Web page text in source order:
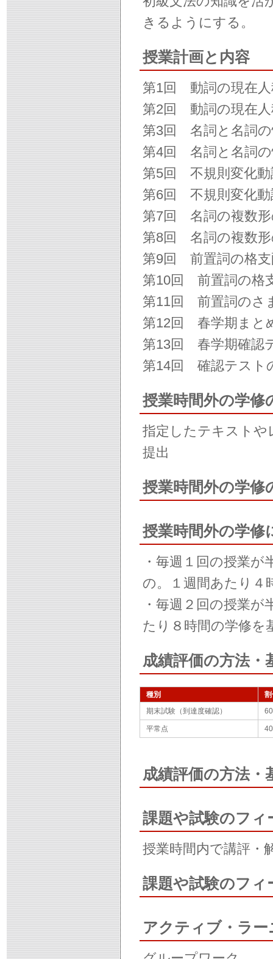
きるようにする。
授業計画と内容
第1回 動詞の現在人
第2回 動詞の現在人
第3回 名詞と名詞
第4回 名詞と名詞
第5回 不規則変化動
第6回 不規則変化動
第7回 名詞の複数形
第8回 名詞の複数形
第9回 前置詞の格支
第10回 前置詞の格
第11回 前置詞のさ
第12回 春学期まと
第13回 春学期確認
第14回 確認テスト
授業時間外の学修
指定したテキストや
提出
授業時間外の学修
授業時間外の学修
・毎週１回の授業
の。１週間あたり４
・毎週２回の授業
たり８時間の学修を
成績評価の方法・
種別
期末試験（到達度確認）
60
平常点 40
成績評価の方法・
課題や試験のフィ
授業時間内で講評・
課題や試験のフィ
アクティブ・ラ